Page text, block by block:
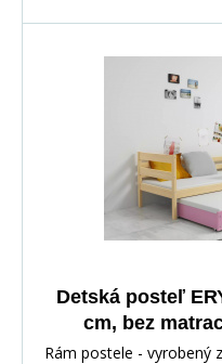
Detská posteľ
cm, bez
Rám postele - vyrobený